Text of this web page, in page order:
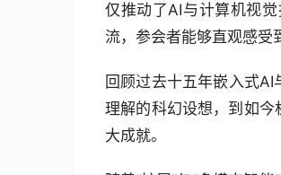
仅推动了AI与计算机视
流，参会者能够直观感受
回顾过去十五年嵌入式
理解的科幻设想，到如
大成就。